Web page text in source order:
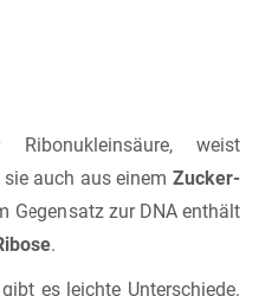
weist
auch aus einem Zucker-
Gegensatz zur DNA enthält
.
es leichte Unterschiede.